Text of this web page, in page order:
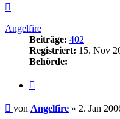
Angelfire
Beiträge: 402
Registriert: 15. Nov
Behörde:
Beitrag
von Angelfire » 2. Jan